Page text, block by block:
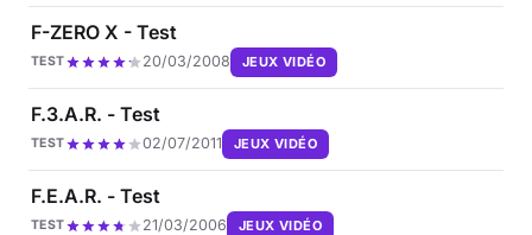
F-ZERO X - Test
TEST 20/03/2008 JEUX VIDÉO
F.3.A.R. - Test
TEST 02/07/2011 JEUX VIDÉO
F.E.A.R. - Test
TEST 21/03/2006 JEUX VIDÉO